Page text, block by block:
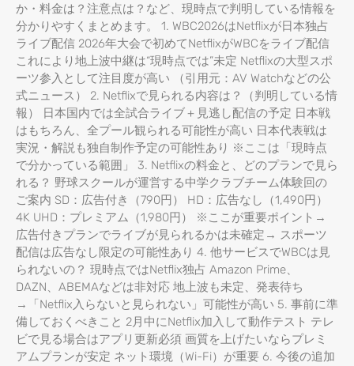
か・料金は？注意点は？など、現時点で判明している情報を
分かりやすくまとめます。 1. WBC2026はNetflixが日本独占
ライブ配信 2026年大会で初めてNetflixがWBCをライブ配信
これにより地上波中継は“現時点では”未定 Netflixの大型スポ
ーツ参入として注目度が高い （引用元：AV Watchなどの公
式ニュース） 2. Netflixで見られる内容は？（判明している情
報） 日本国内では全試合ライブ＋見逃し配信の予定 日本戦
はもちろん、全プール観られる可能性が高い 日本代表戦は
実況・解説も独自制作予定の可能性あり ※ここは「現時点
で分かっている範囲」 3. Netflixの料金と、どのプランで見ら
れる？ 野球スクールが運営する中学クラブチーム体験回の
ご案内 SD：広告付き（790円） HD：広告なし（1,490円）
4K UHD：プレミアム（1,980円） ※ここが重要ポイント→
広告付きプランでライブが見られるかは未確定→ スポーツ
配信は広告なし限定の可能性あり 4. 他サービスでWBCは見
られないの？ 現時点ではNetflix独占 Amazon Prime、
DAZN、ABEMAなどは非対応 地上波も未定、発表待ち
→「Netflix入らないと見られない」可能性が高い 5. 事前に準
備しておくべきこと 2月中にNetflix加入して動作テスト テレ
ビで見る場合はアプリ更新必須 画質を上げたいならプレミ
アムプランが安定 ネット環境（Wi-Fi）が重要 6. 今後の追加